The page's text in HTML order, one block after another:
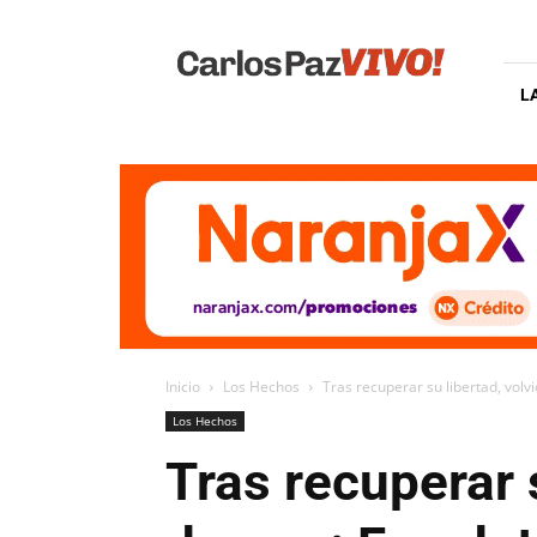
Vivo
Inicio Los Hechos Tras recuperar su libertad,
Los Hechos
Tras recuperar